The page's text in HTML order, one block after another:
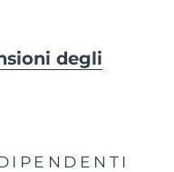
degli